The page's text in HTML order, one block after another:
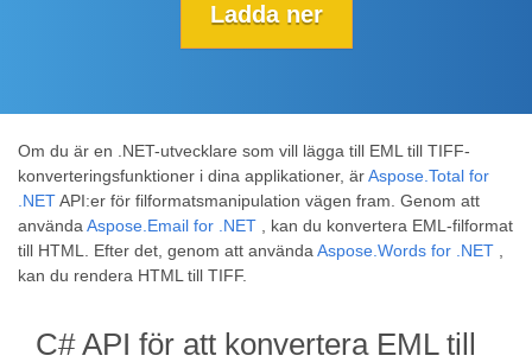
Ladda ner
Om du är en .NET-utvecklare som vill lägga till EML till TIFF-
konverteringsfunktioner i dina applikationer, ärAspose.Total for
.NETAPI:er för filformatsmanipulation vägen fram. Genom att
använda Aspose.Email for .NET , kan du konvertera EML-filformat
till HTML. Efter det, genom att använda Aspose.Words for .NET
kan du rendera HTML till TIFF.
C# API för att konvertera EML till